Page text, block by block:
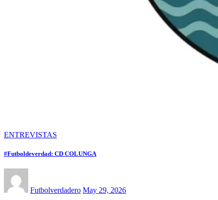
ENTREVISTAS
#Futboldeverdad: CD COLUNGA
Futbolverdadero May 29, 2026